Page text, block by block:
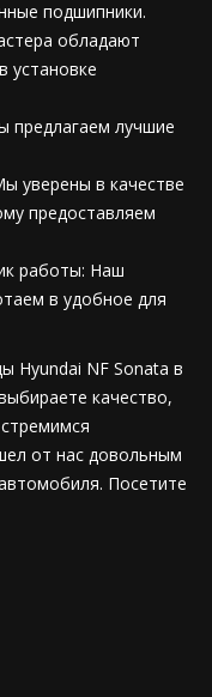
подшипники.
обладают
установке
предлагаем лучшие
уверены в качестве
предоставляем
работы: Наш
в удобное для
Hyundai NF Sonata в
качество,
от нас довольным
Посетите